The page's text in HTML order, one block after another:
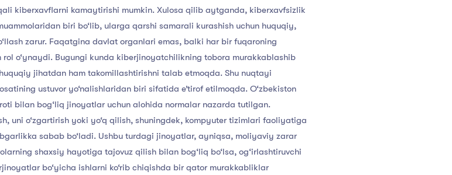
kiberxavflarni kamaytirishi mumkin. Xulosa qilib aytganda, kiberxavfsizlik
biri bo‘lib, ularga qarshi samarali kurashish uchun huquqiy,
zarur. Faqatgina davlat organlari emas, balki har bir fuqaroning
rol o‘ynaydi. Bugungi kunda kiberjinoyatchilikning tobora murakkablashib
huquqiy jihatdan ham takomillashtirishni talab etmoqda. Shu nuqtayi
ustuvor yo‘nalishlaridan biri sifatida e’tirof etilmoqda. O‘zbekiston
bilan bog‘liq jinoyatlar uchun alohida normalar nazarda tutilgan.
uni o‘zgartirish yoki yo‘q qilish, shuningdek, kompyuter tizimlari faoliyatiga
sabab bo‘ladi. Ushbu turdagi jinoyatlar, ayniqsa, moliyaviy zarar
shaxsiy hayotiga tajovuz qilish bilan bog‘liq bo‘lsa, og‘irlashtiruvchi
bo‘yicha ishlarni ko‘rib chiqishda bir qator murakkabliklar